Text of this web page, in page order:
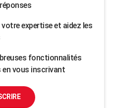
expertise et aidez les
fonctionnalités
en vous inscrivant